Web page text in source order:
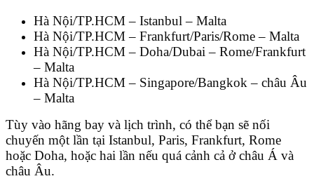
Hà Nội/TP.HCM – Istanbul – Malta
Hà Nội/TP.HCM – Frankfurt/Paris/Rome – Malta
Hà Nội/TP.HCM – Doha/Dubai – Rome/Frankfurt
– Malta
Hà Nội/TP.HCM – Singapore/Bangkok – châu Âu
– Malta
Tùy vào hãng bay và lịch trình, có thể bạn sẽ nối
chuyến một lần tại Istanbul, Paris, Frankfurt, Rome
hoặc Doha, hoặc hai lần nếu quá cảnh cả ở châu Á và
châu Âu.